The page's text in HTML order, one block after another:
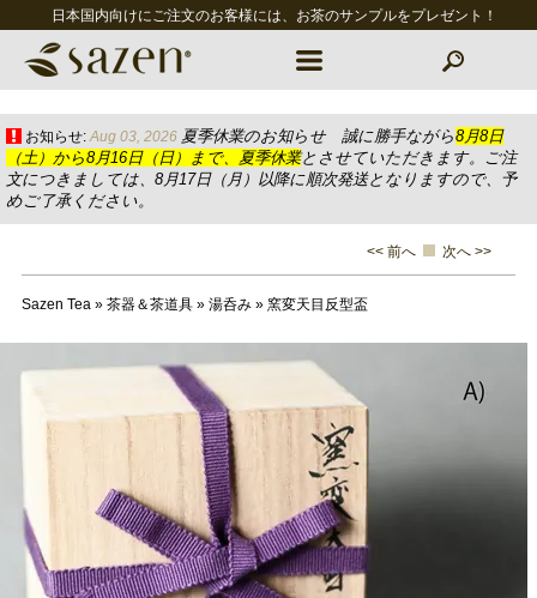
日本国内向けにご注文のお客様には、お茶のサンプルをプレゼント！
お知らせ: Aug 03, 2026 夏季休業のお知らせ 誠に勝手ながら8月8日
（土）から8月16日（日）まで、夏季休業とさせていただきます。ご注
文につきましては、8月17日（月）以降に順次発送となりますので、予
めご了承ください。
<< 前へ 次へ >>
Sazen Tea» 茶器＆茶道具» 湯呑み» 窯変天目反型盃